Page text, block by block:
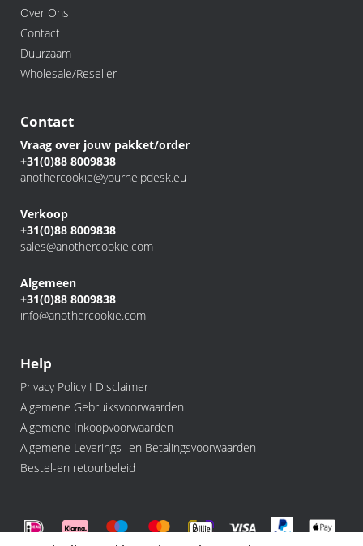
Over Ons
Contact
Duurzaam
Wholesale/Reseller
Contact
Vraag over jouw pakket/order
+31(0)88 8009838
anothercookie@yourhelpdesk.eu
Verkoop
+31(0)88 8009838
sales@anothercookie.com
Algemeen
+31(0)88 8009838
info@anothercookie.com
Help
Privacy Policy I Disclaimer
Algemene Gebruiksvoorwaarden
Algemene Inkoopvoorwaarden
Algemene Leverings- en Betalingsvoorwaarden
Bestel-en retourbeleid